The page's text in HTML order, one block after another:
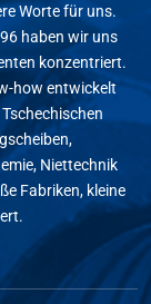
Worte für uns.
haben wir uns
konzentriert.
how entwickelt
Niettechnik
Fabriken, kleine